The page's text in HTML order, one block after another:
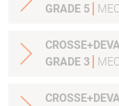
GRADE 5
GRADE 3